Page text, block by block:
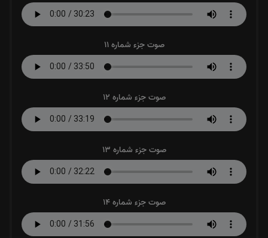
صوت جزء شماره 11
صوت جزء شماره 12
صوت جزء شماره 13
صوت جزء شماره 14